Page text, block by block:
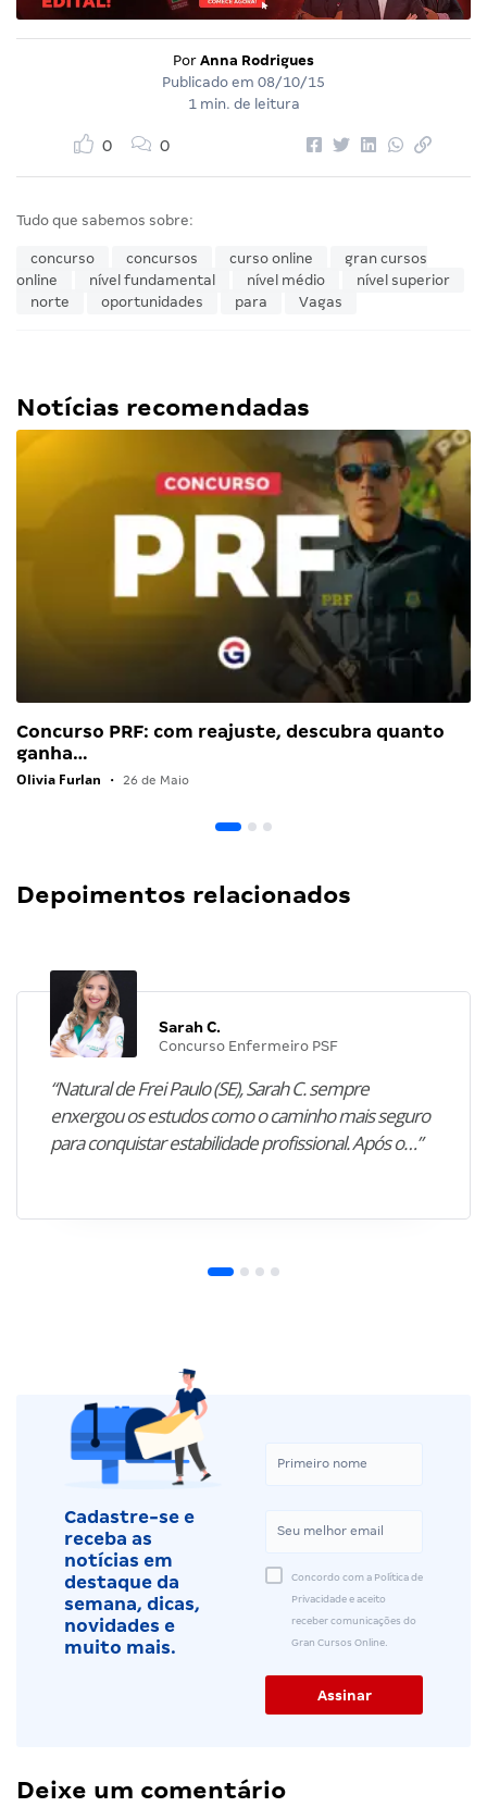
Por Anna Rodrigues
Publicado em 08/10/15
1 min. de leitura
0 0
Tudo que sabemos sobre:
concurso concursos curso online
gran cursos
online
nível fundamental nível médio
nível superior
norte
oportunidades para Vagas
Notícias recomendadas
Concurso PRF: com reajuste, descubra quanto
ganha…
Olivia Furlan • 26 de Maio
Depoimentos relacionados
Sarah C.
Concurso Enfermeiro PSF
“Natural de Frei Paulo (SE), Sarah C. sempre
enxergou os estudos como o caminho mais seguro
para conquistar estabilidade profissional. Após o…”
Cadastre-se e
receba as
notícias em
destaque da
semana, dicas,
novidades e
muito mais.
Concordo com a Política de
Privacidade e aceito
receber comunicações do
Gran Cursos Online.
Deixe um comentário